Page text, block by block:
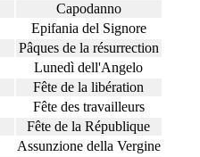
Capodanno
Epifania del Signore
Pâques de la résurrection
Lunedì dell'Angelo
Fête de la libération
Fête des travailleurs
Fête de la République
Assunzione della Vergine